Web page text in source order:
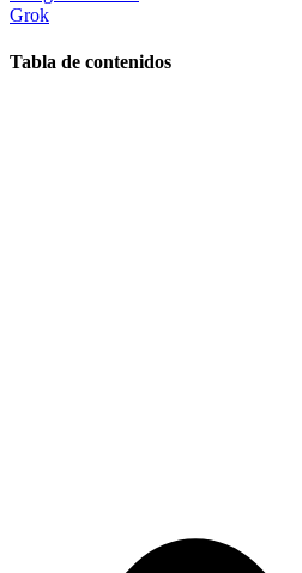
Grok
Tabla de contenidos